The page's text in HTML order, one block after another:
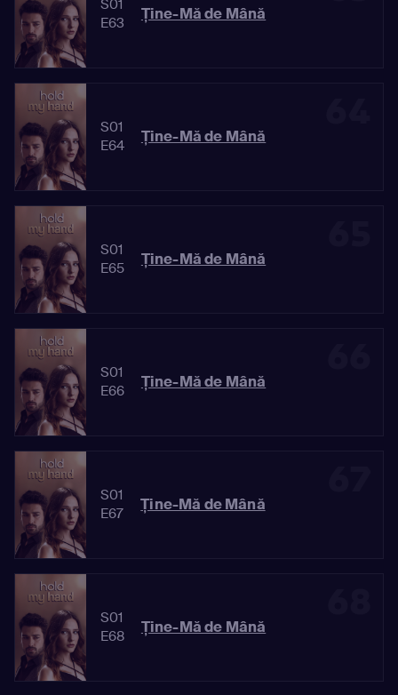
S01
E63
Ține-Mă de Mână
S01
E64
Ține-Mă de Mână
S01
E65
Ține-Mă de Mână
S01
E66
Ține-Mă de Mână
S01
E67
Ține-Mă de Mână
S01
E68
Ține-Mă de Mână